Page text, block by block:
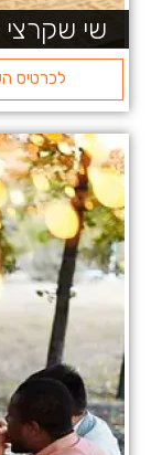
שי
לכרטיס